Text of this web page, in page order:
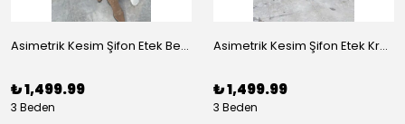
Asimetrik Kesim Şifon Etek Beyaz
₺ 1,499.99
3 Beden
Asimetrik Kesim Şifon Etek Krem
₺ 1,499.99
3 Beden